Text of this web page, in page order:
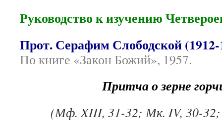
Руководство к изучению
Прот. Серафим Слободской (1912-
По книге «Закон Божий», 1957.
Притча о зерне
(Мф. XIII, 31-32; Мк. IV, 30-